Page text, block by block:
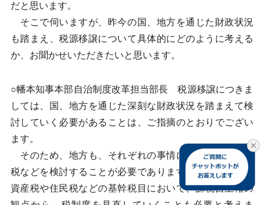
だと思います。
そこで伺いますが、昨今の国、地方を通じた財政状況
も踏まえ、税源移譲について具体的にどのように考える
か、お聞かせいただきたいと思います。
○幡本知事本部自治制度改革担当部長 税源移譲につきま
しては、国、地方を通じた深刻な財政状況を踏まえて検
討していく必要があることは、ご指摘のとおりでござい
ます。
そのため、地方も、それぞれの事情に合わせて法定外
税などを検討することが必要でありますし、また、固定
資産税や住民税などの基幹税目において、課税自主権の